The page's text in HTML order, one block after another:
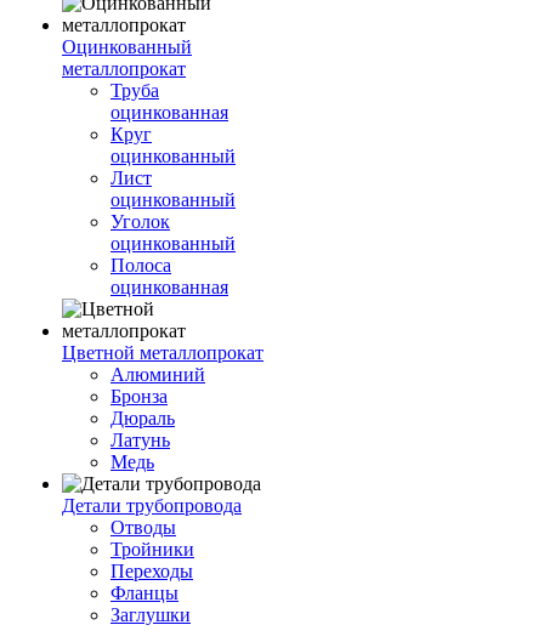
Оцинкованный
металлопрокат
Труба
оцинкованная
Круг
оцинкованный
Лист
оцинкованный
Уголок
оцинкованный
Полоса
оцинкованная
Цветной металлопрокат
Алюминий
Бронза
Дюраль
Латунь
Медь
Детали трубопровода
Отводы
Тройники
Переходы
Фланцы
Заглушки